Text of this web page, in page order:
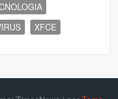
XFCE